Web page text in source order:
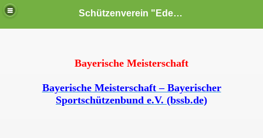
Schützenverein "Edelweiß" Reiterswiesen e.V.
Bayerische Meisterschaft
Bayerische Meisterschaft – Bayerischer
Sportschützenbund e.V. (bssb.de)